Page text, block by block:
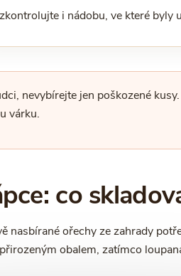
zkontrolujte i nádobu, ve které byly
nevybírejte jen poškozené
várku.
co
nasbírané ořechy ze zahrady
obalem, zatímco